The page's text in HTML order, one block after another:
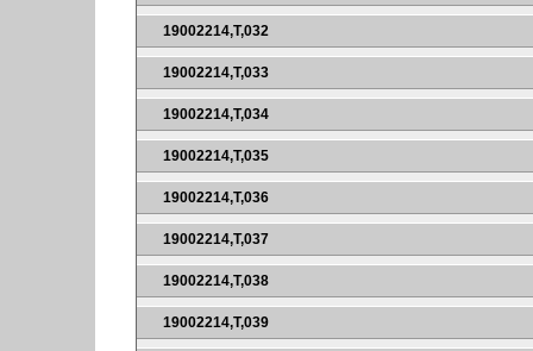
19002214,T,032
19002214,T,033
19002214,T,034
19002214,T,035
19002214,T,036
19002214,T,037
19002214,T,038
19002214,T,039